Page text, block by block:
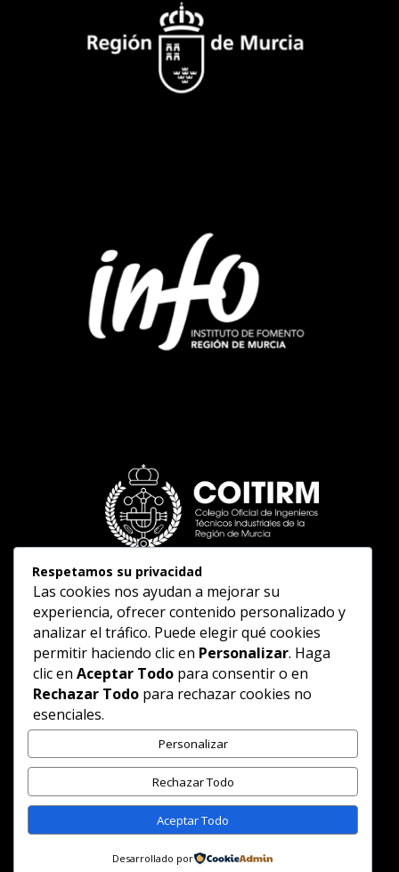
Respetamos su privacidad
Las cookies nos ayudan a mejorar su
experiencia, ofrecer contenido personalizado y
analizar el tráfico. Puede elegir qué cookies
permitir haciendo clic en Personalizar. Haga
clic en Aceptar Todo para consentir o en
Rechazar Todo para rechazar cookies no
esenciales.
Personalizar
Rechazar Todo
Aceptar Todo
Desarrollado por